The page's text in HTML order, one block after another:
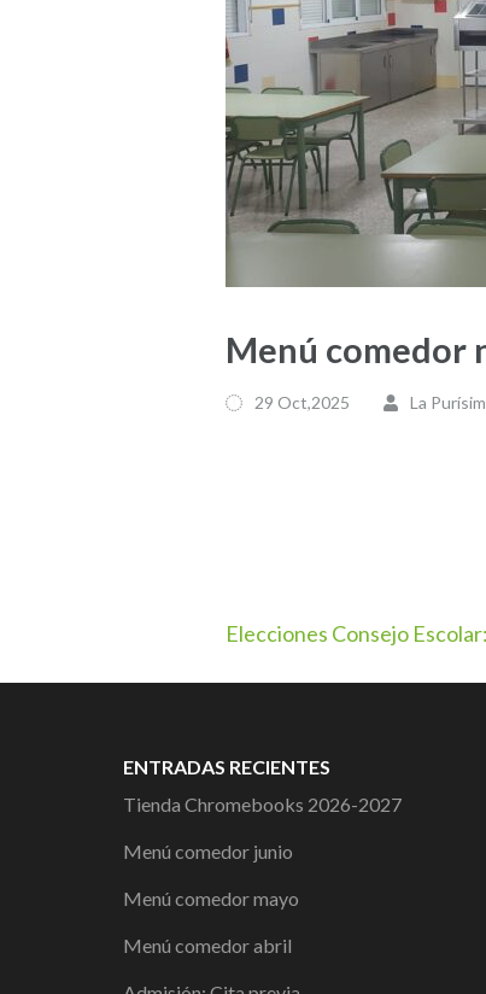
Menú comedor
29 Oct,2025 La
Navegación
de
Elecciones Consejo
ENTRADAS RECIENTES
Tienda Chromebooks 2026-2027
Menú comedor junio
Menú comedor mayo
Menú comedor abril